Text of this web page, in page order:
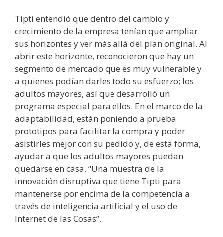
Tipti entendió que dentro del cambio y
crecimiento de la empresa tenían que ampliar
sus horizontes y ver más allá del plan original. Al
abrir este horizonte, reconocieron que hay un
segmento de mercado que es muy vulnerable y
a quienes podían darles todo su esfuerzo; los
adultos mayores, así que desarrolló un
programa especial para ellos. En el marco de la
adaptabilidad, están poniendo a prueba
prototipos para facilitar la compra y poder
asistirles mejor con su pedido y, de esta forma,
ayudar a que los adultos mayores puedan
quedarse en casa. “Una muestra de la
innovación disruptiva que tiene Tipti para
mantenerse por encima de la competencia a
través de inteligencia artificial y el uso de
Internet de las Cosas”.